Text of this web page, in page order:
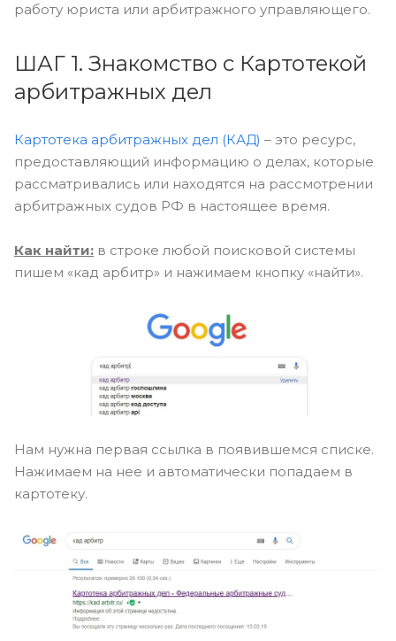
работу юриста или арбитражного управляющего.
ШАГ 1. Знакомство с Картотекой
арбитражных дел
Картотека арбитражных дел (КАД) – это ресурс,
предоставляющий информацию о делах, которые
рассматривались или находятся на рассмотрении
арбитражных судов РФ в настоящее время.
Как найти: в строке любой поисковой системы
пишем «кад арбитр» и нажимаем кнопку «найти».
Нам нужна первая ссылка в появившемся списке.
Нажимаем на нее и автоматически попадаем в
картотеку.